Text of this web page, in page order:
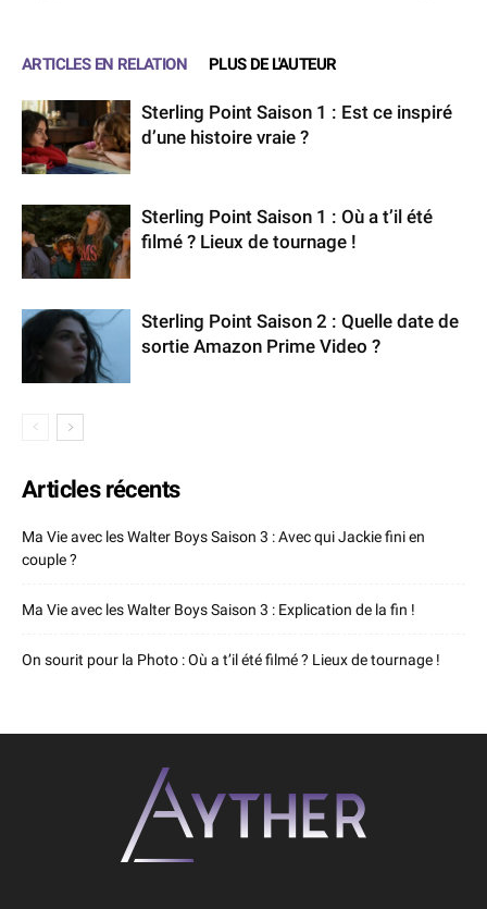
ARTICLES EN RELATION PLUS DE L'AUTEUR
Sterling Point Saison 1 : Est ce inspiré
d’une histoire vraie ?
Sterling Point Saison 1 : Où a t’il été
filmé ? Lieux de tournage !
Sterling Point Saison 2 : Quelle date de
sortie Amazon Prime Video ?
Articles récents
Ma Vie avec les Walter Boys Saison 3 : Avec qui Jackie fini en
couple ?
Ma Vie avec les Walter Boys Saison 3 : Explication de la fin !
On sourit pour la Photo : Où a t’il été filmé ? Lieux de tournage !